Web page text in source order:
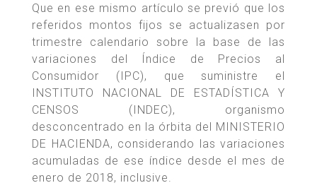
Que en ese mismo artículo se previó que los
referidos montos fijos se actualizasen por
trimestre calendario sobre la base de las
variaciones del Índice de Precios al
Consumidor (IPC), que suministre el
INSTITUTO NACIONAL DE ESTADÍSTICA Y
CENSOS (INDEC), organismo
desconcentrado en la órbita del MINISTERIO
DE HACIENDA, considerando las variaciones
acumuladas de ese índice desde el mes de
enero de 2018, inclusive.